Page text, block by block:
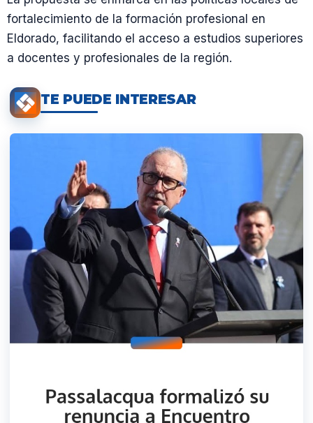
fortalecimiento de la formación profesional en
Eldorado, facilitando el acceso a estudios superiores
a docentes y profesionales de la región.
TE PUEDE INTERESAR